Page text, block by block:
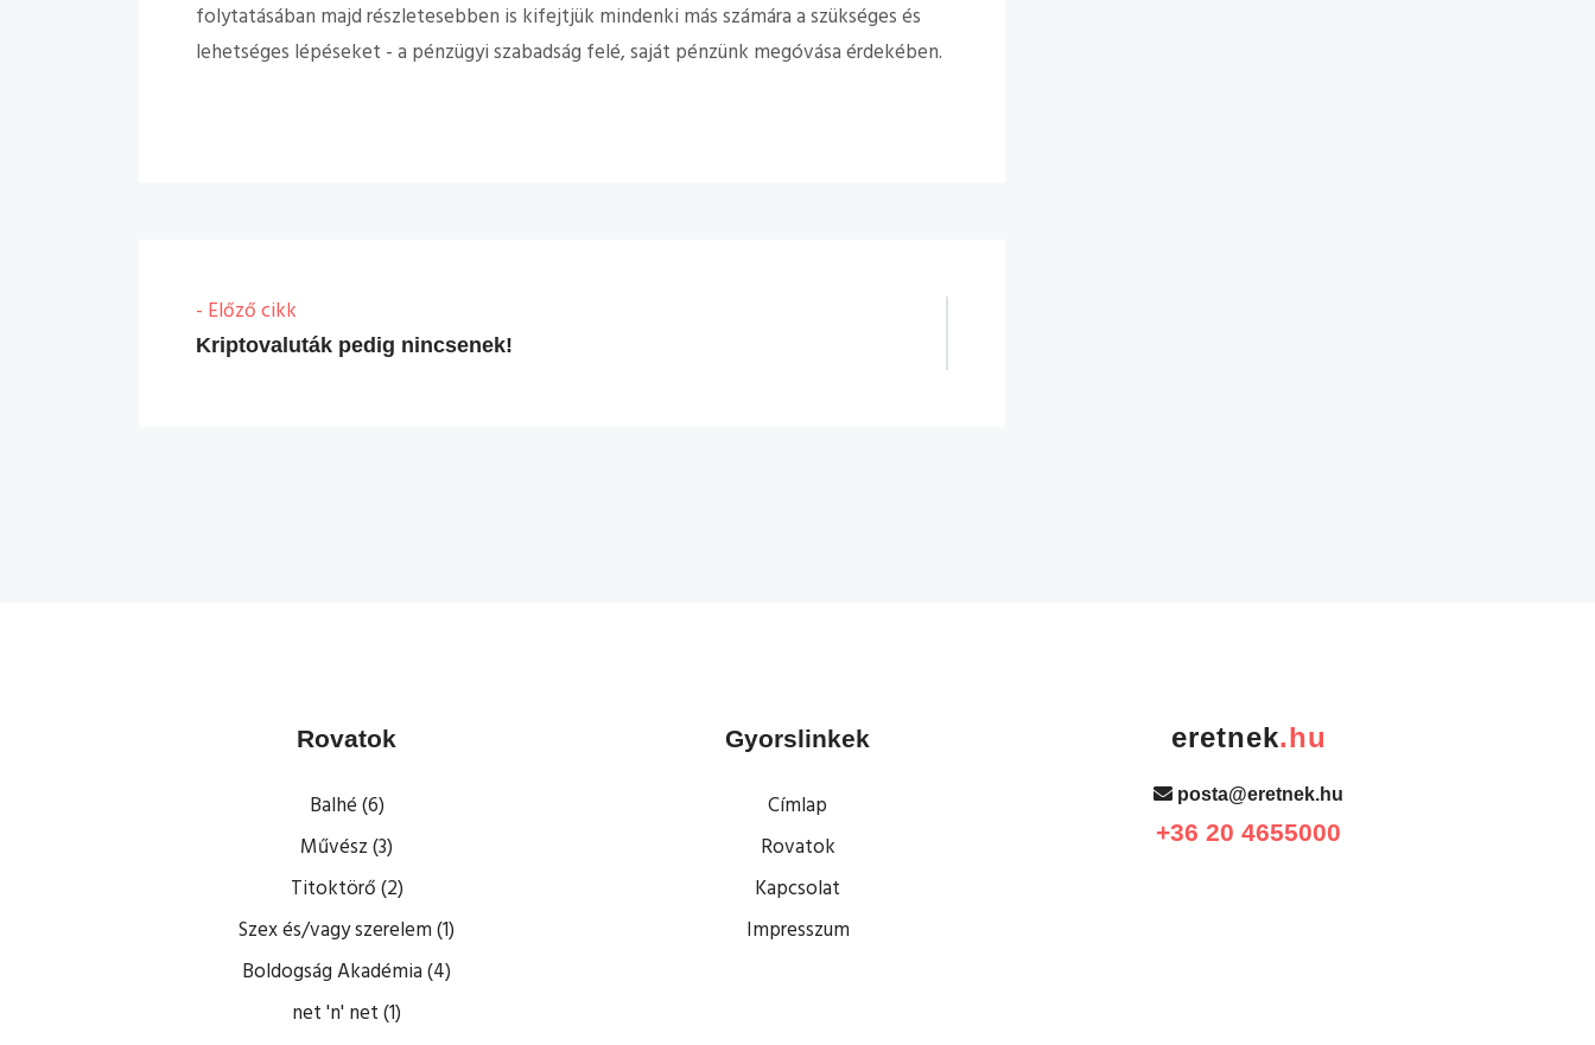
folytatásában majd részletesebben is kifejtjük mindenki más számára a szükséges és
lehetséges lépéseket - a pénzügyi szabadság felé, saját pénzünk megóvása érdekében.
- Előző cikk
Kriptovaluták pedig nincsenek!
Rovatok
Balhé (6)
Művész (3)
Titoktörő (2)
Szex és/vagy szerelem (1)
Boldogság Akadémia (4)
net 'n' net (1)
Gyorslinkek
Címlap
Rovatok
Kapcsolat
Impresszum
eretnek.hu
posta@eretnek.hu
+36 20 4655000